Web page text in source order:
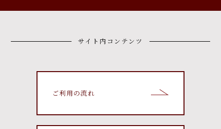
サイト内コンテンツ
ご利用の流れ